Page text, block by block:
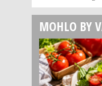
MOHLO BY